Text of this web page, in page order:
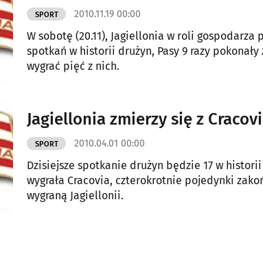
SPORT 2010.11.19 00:00
W sobotę (20.11), Jagiellonia w roli gospodarza
spotkań w historii drużyn, Pasy 9 razy pokonały żółto-czerwonych, a Jadze udało się
wygrać pięć z nich.
Jagiellonia zmierzy się z
SPORT 2010.04.01 00:00
Dzisiejsze spotkanie drużyn będzie 17 w
wygrała Cracovia, czterokrotnie pojedynki
wygraną Jagiellonii.